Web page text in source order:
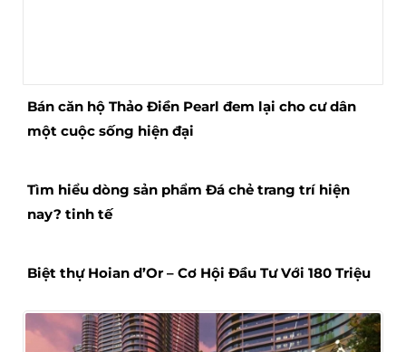
Bán căn hộ Thảo Điền Pearl đem lại cho cư dân
một cuộc sống hiện đại
Tìm hiểu dòng sản phẩm Đá chẻ trang trí hiện
nay? tinh tế
Biệt thự Hoian d’Or – Cơ Hội Đầu Tư Với 180 Triệu‎